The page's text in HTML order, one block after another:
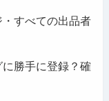
すべての出品者
勝手に登録？確